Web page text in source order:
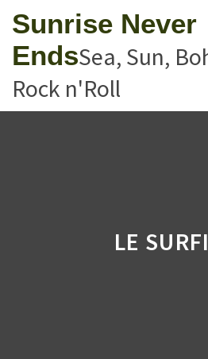
Sunrise Never
EndsSea, Sun,
Rock n'Roll
LE